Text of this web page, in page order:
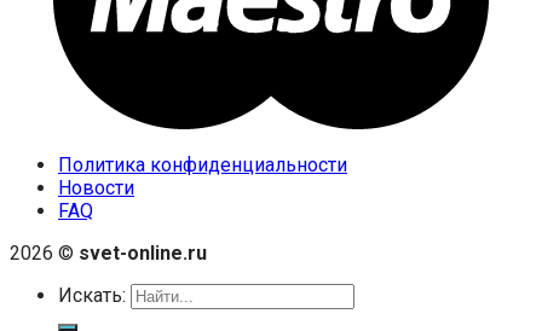
Политика конфиденциальности
Новости
FAQ
2026 © svet-online.ru
Искать: